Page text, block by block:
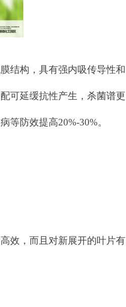
结构，具有强内吸传导性和
可延缓抗性产生，杀菌谱更
等防效提高20%-30%。
效，而且对新展开的叶片有